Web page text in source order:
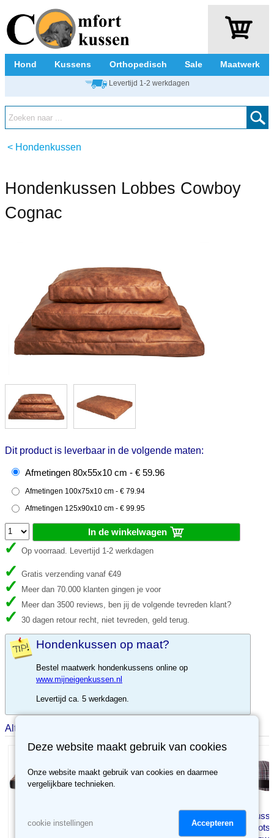
Hond Kussens Orthopedisch Sale Maatwerk
Levertijd 1-2 werkdagen
< Hondenkussen
Hondenkussen Lobbes Cowboy
Cognac
Dit product is leverbaar in de volgende maten:
Afmetingen 80x55x10 cm - € 59.96
Afmetingen 100x75x10 cm - € 79.94
Afmetingen 125x90x10 cm - € 99.95
In de winkelwagen
Op voorraad. Levertijd 1-2 werkdagen
Gratis verzending vanaf €49
Meer dan 70.000 klanten gingen je voor
Meer dan 3500 reviews, ben jij de volgende tevreden klant?
30 dagen retour recht, niet tevreden, geld terug.
Hondenkussen op maat?
Bestel maatwerk hondenkussens online op
www.mijneigenkussen.nl
Levertijd ca. 5 werkdagen.
Alternatieve producten
Lobbes Schotse ruit
Lobbes
Deze website maakt gebruik van cookies
Onze website maakt gebruik van cookies en daarmee
vergelijkbare technieken.
cookie instellingen Accepteren